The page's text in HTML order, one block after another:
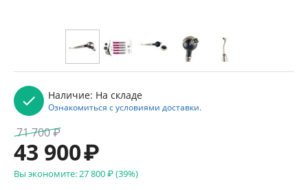
Наличие: На складе
Ознакомиться с условиями доставки.
71 700₽
43 900₽
Вы экономите:27 800₽(39%)